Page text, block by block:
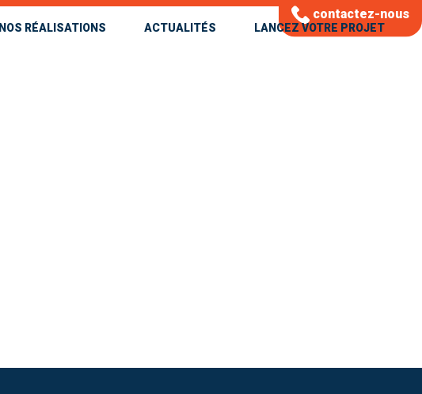
contactez-nous
NOS RÉALISATIONS ACTUALITÉS LANCEZ VOTRE PROJET